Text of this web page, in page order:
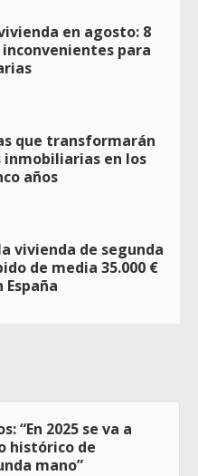
en agosto: 8
para
que transformarán
inmobiliarias en los
años
vivienda de segunda
de media 35.000 €
España
“En 2025 se va a
histórico de
mano”